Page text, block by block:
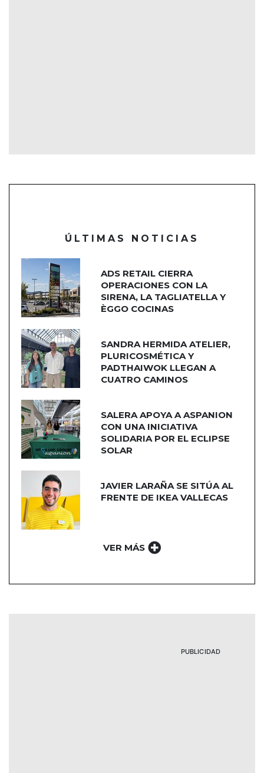
ÚLTIMAS NOTICIAS
ADS RETAIL CIERRA
OPERACIONES CON LA
SIRENA, LA TAGLIATELLA Y
ÈGGO COCINAS
SANDRA HERMIDA ATELIER,
PLURICOSMÉTICA Y
PADTHAIWOK LLEGAN A
CUATRO CAMINOS
SALERA APOYA A ASPANION
CON UNA INICIATIVA
SOLIDARIA POR EL ECLIPSE
SOLAR
JAVIER LARAÑA SE SITÚA AL
FRENTE DE IKEA VALLECAS
VER MÁS
PUBLICIDAD